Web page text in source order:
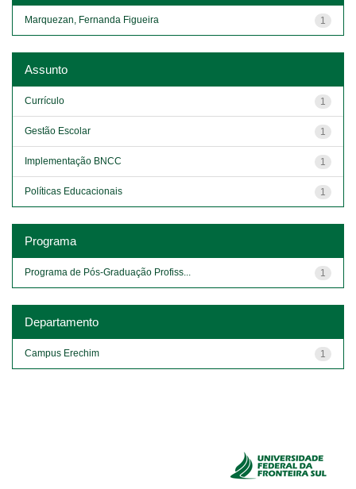
1
Marquezan, Fernanda Figueira
Assunto
1
Currículo
1
Gestão Escolar
1
Implementação BNCC
1
Políticas Educacionais
Programa
1
Programa de Pós-Graduação Profiss...
Departamento
1
Campus Erechim